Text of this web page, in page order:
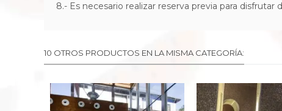
8.- Es necesario realizar reserva previa para disfrutar
10 OTROS PRODUCTOS EN LA MISMA CATEGORÍA: